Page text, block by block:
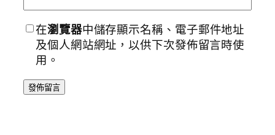
在瀏覽器中儲存顯示名稱、電子郵件地址
及個人網站網址，以供下次發佈留言時使
用。